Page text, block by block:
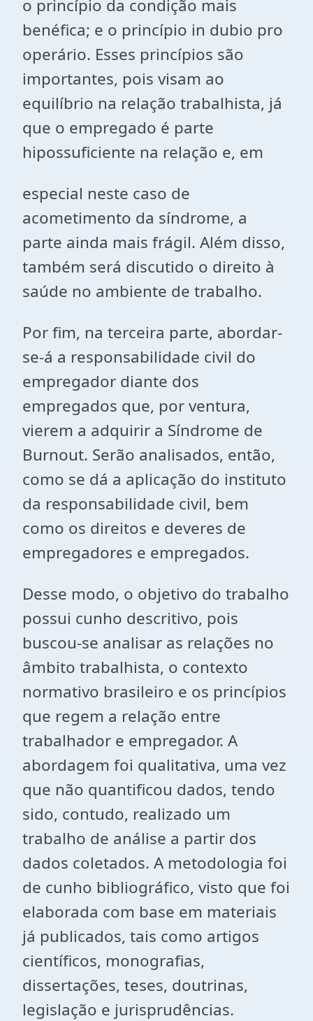
o princípio da condição mais
benéfica; e o princípio in dubio pro
operário. Esses princípios são
importantes, pois visam ao
equilíbrio na relação trabalhista, já
que o empregado é parte
hipossuficiente na relação e, em
especial neste caso de
acometimento da síndrome, a
parte ainda mais frágil. Além disso,
também será discutido o direito à
saúde no ambiente de trabalho.
Por fim, na terceira parte, abordar-
se-á a responsabilidade civil do
empregador diante dos
empregados que, por ventura,
vierem a adquirir a Síndrome de
Burnout. Serão analisados, então,
como se dá a aplicação do instituto
da responsabilidade civil, bem
como os direitos e deveres de
empregadores e empregados.
Desse modo, o objetivo do trabalho
possui cunho descritivo, pois
buscou-se analisar as relações no
âmbito trabalhista, o contexto
normativo brasileiro e os princípios
que regem a relação entre
trabalhador e empregador. A
abordagem foi qualitativa, uma vez
que não quantificou dados, tendo
sido, contudo, realizado um
trabalho de análise a partir dos
dados coletados. A metodologia foi
de cunho bibliográfico, visto que foi
elaborada com base em materiais
já publicados, tais como artigos
científicos, monografias,
dissertações, teses, doutrinas,
legislação e jurisprudências.